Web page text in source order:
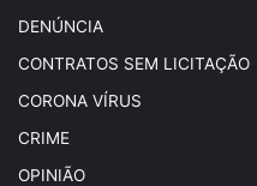
DENÚNCIA
CONTRATOS SEM LICITAÇÃO
CORONA VÍRUS
CRIME
OPINIÃO